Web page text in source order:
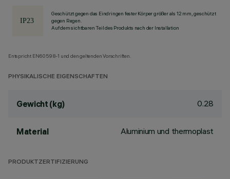
Geschützt gegen das Eindringen fester Körper größer als 12 mm, geschützt
gegen Regen.
Auf dem sichtbaren Teil des Produkts nach der Installation
Entspricht EN60598-1 und den geltenden Vorschriften.
PHYSIKALISCHE EIGENSCHAFTEN
Gewicht (kg) 0.28
Material Aluminium und thermoplast
PRODUKTZERTIFIZIERUNG